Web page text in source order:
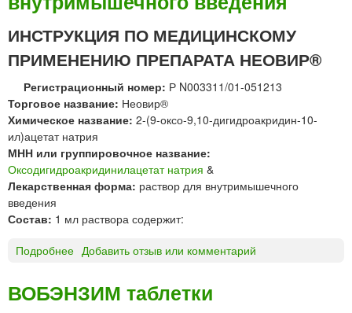
д
и
г
и
р
о
а
к
р
и
д
н
ц
ИНСТРУКЦИЯ ПО МЕДИЦИНСКОМУ
ПРИМЕНЕНИЮ ПРЕПАРАТА НЕОВИР®
Регистрационный номер: Р N003311/01-051213
Торговое название: Неовир®
Химическое название: 2-(9-оксо-9,10-дигидроакридин-10-
ил)ацетат натрия
МНН или группировочное название:
Оксодигидроакридинилацетат натрия &
Лекарственная форма: раствор для внутримышечного
введения
Состав: 1 мл раствора содержит:
Подробнее
Е
О
Добавить отзыв или комментарий
ВОБЭНЗИМ таблетки